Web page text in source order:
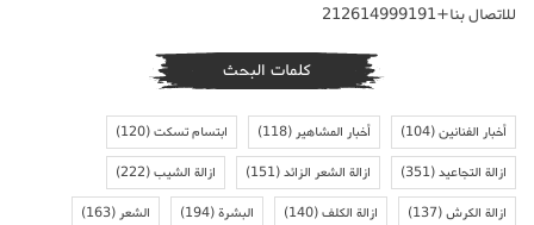
للاتصال بنا+212614999191
كلمات البحث
أخبار الفنانين(104) أخبار المشاهير(118) ابتسام تسكت(120)
ازالة التجاعيد(351) ازالة الشعر الزائد(151) ازالة الشيب(222)
ازالة الكرش(137) ازالة الكلف(140) البشرة(194) الشعر(163)